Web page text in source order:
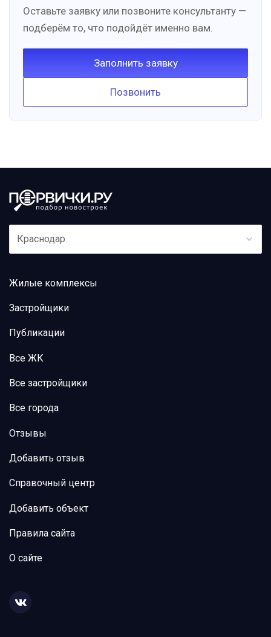
Оставьте заявку или позвоните консультанту —
подберём то, что подойдёт именно вам.
Заполнить заявку
Позвонить
Краснодар
Жилые комплексы
Застройщики
Публикации
Все ЖК
Все застройщики
Все города
Отзывы
Добавить отзыв
Справочный центр
Добавить объект
Правила сайта
О сайте